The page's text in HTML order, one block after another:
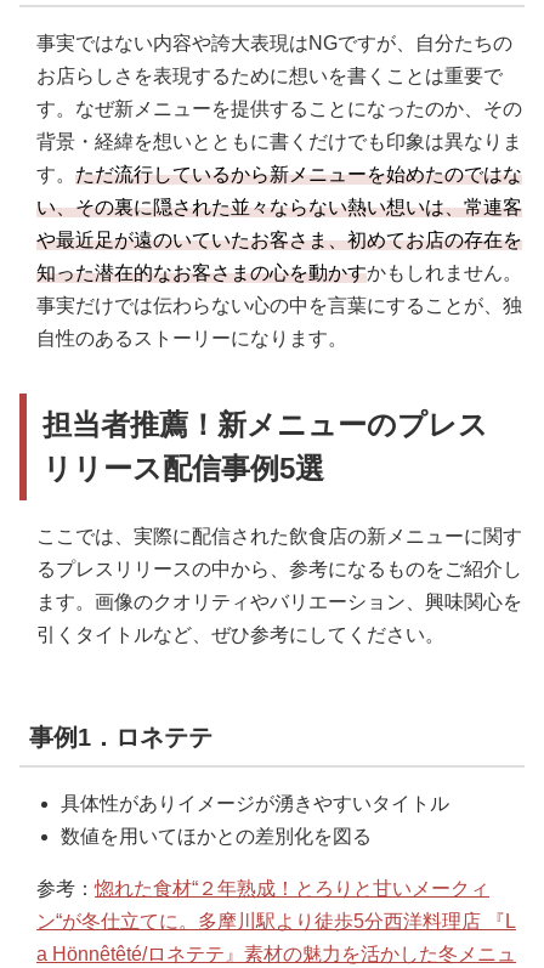
事実ではない内容や誇大表現はNGですが、自分たちの
お店らしさを表現するために想いを書くことは重要で
す。なぜ新メニューを提供することになったのか、その
背景・経緯を想いとともに書くだけでも印象は異なりま
す。 ただ流行しているから新メニューを始めたのではな
い、その裏に隠された並々ならない熱い想いは、常連客
や最近足が遠のいていたお客さま、初めてお店の存在を
知った潜在的なお客さまの心を動かすかもしれません。
事実だけでは伝わらない心の中を言葉にすることが、独
自性のあるストーリーになります。
担当者推薦！ 新メニューのプレス
リリース配信事例5選
ここでは、実際に配信された飲食店の新メニューに関す
るプレスリリースの中から、参考になるものをご紹介し
ます。画像のクオリティやバリエーション、興味関心を
引くタイトルなど、ぜひ参考にしてください。
事例1．ロネテテ
具体性がありイメージが湧きやすいタイトル
数値を用いてほかとの差別化を図る
参考：惚れた食材“２年熟成！とろりと甘いメークィ
ン“が冬仕立てに。多摩川駅より徒歩5分西洋料理店 『L
a Hönnêtêté/ロネテテ』素材の魅力を活かした冬メニュ